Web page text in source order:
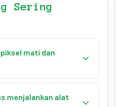
Sering
mati dan
sinyal listrik dan tampak
lunak tidak dapat
menjalankan alat